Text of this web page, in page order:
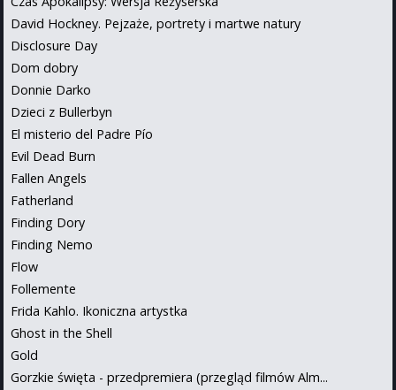
David Hockney. Pejzaże, portrety i martwe natury
Disclosure Day
Dom dobry
Donnie Darko
Dzieci z Bullerbyn
El misterio del Padre Pío
Evil Dead Burn
Fallen Angels
Fatherland
Finding Dory
Finding Nemo
Flow
Follemente
Frida Kahlo. Ikoniczna artystka
Ghost in the Shell
Gold
Gorzkie święta - przedpremiera (przegląd filmów Alm...